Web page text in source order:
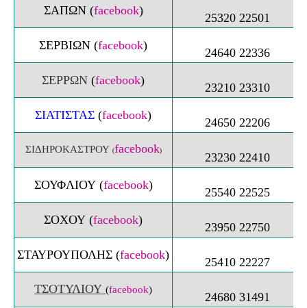
ΣΑΠΩΝ(facebook)
25320 22501
ΣΕΡΒΙΩΝ (facebook)
24640 22336
ΣΕΡΡΩΝ (facebook)
23210 23310
ΣΙΑΤΙΣΤΑΣ (facebook)
24650 22206
ΣΙΔΗΡΟΚΑΣΤΡΟΥ (facebook)
23230 22410
ΣΟΥΦΛΙΟΥ(facebook)
25540 22525
ΣΟXΟΥ (facebook)
23950 22750
ΣΤΑΥΡΟΥΠΟΛΗΣ (facebook)
25410 22227
ΤΣΟΤΥΛΙΟΥ (facebook)
24680 31491